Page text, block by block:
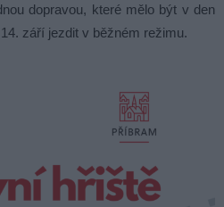
dopravou, které mělo být v den
září jezdit v běžném režimu.